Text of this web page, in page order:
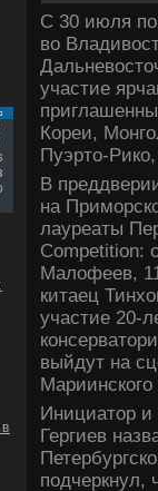
С 30 июля по
во
участие
Кореи,
Пуэрто-
В
на
лауреаты
Competition:
Малофеев,
китаец
участие 20-
выйдут на
Инициатор и
Гергиев
подчеркнул,